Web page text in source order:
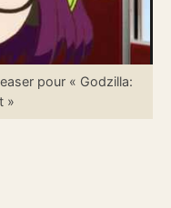
pour « Godzilla:
»